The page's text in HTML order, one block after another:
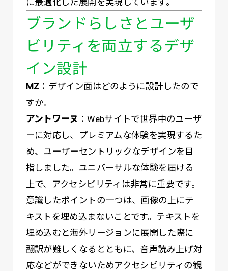
ブランドらしさとユーザ
ビリティを両立するデザ
イン設計
MZ ：デザイン面はどのように設計したので
すか。
アントワーヌ ：Webサイトで世界中のユーザ
ーに対応し、プレミアムな体験を実現するた
め、ユーザーセントリックなデザインを目
指しました。ユニバーサルな体験を届ける
上で、アクセシビリティは非常に重要です。
意識したポイントの一つは、画像の上にテ
キストを埋め込まないことです。テキストを
埋め込むと海外リージョンに展開した際に
翻訳が難しくなるとともに、音声読み上げ対
応などができないためアクセシビリティの観